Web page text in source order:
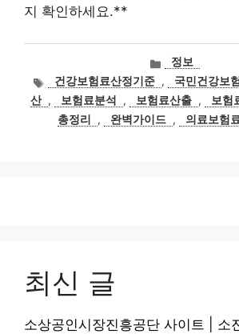
지 확인하세요.**
카
고
리
정보
태건강보험료산정기준 , 국민건강보
산 , 보험료분석 , 보험료산출 , 보험
총정리
, 완벽가이드 , 의료보험
최신 글
소상공인시장진흥공단 사이트 | 소